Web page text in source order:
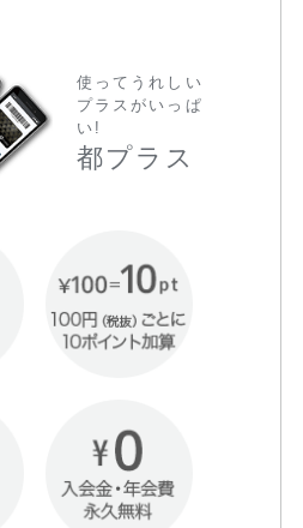
使ってうれしい
プラスがいっぱ
い!
都プラス